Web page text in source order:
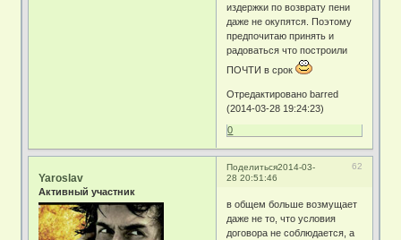
издержки по возврату пени
даже не окупятся. Поэтому
предпочитаю принять и
радоваться что построили
ПОЧТИ в срок
Отредактировано barred
(2014-03-28 19:24:23)
0
Поделиться 62
2014-03-
28 20:51:46
Yaroslav
Активный участник
в общем больше возмущает
даже не то, что условия
договора не соблюдается, а